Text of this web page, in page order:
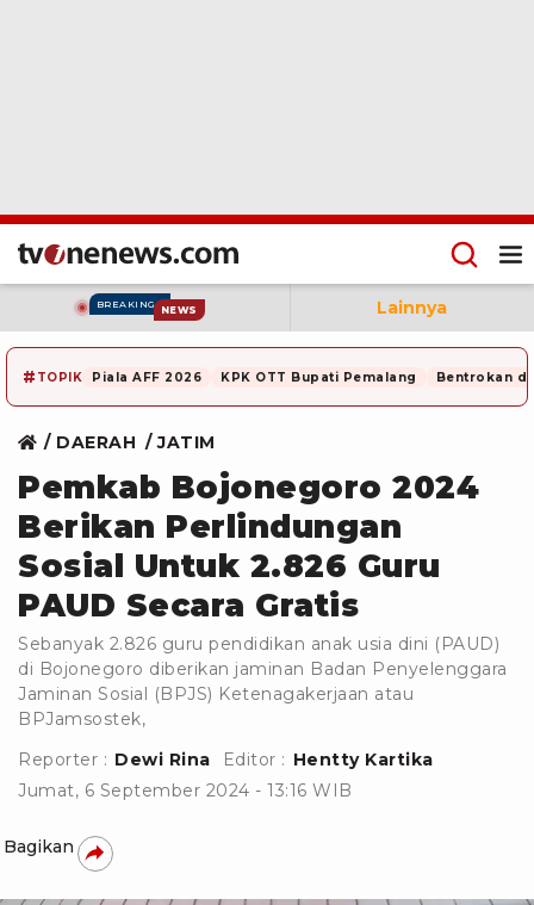
BREAKING NEWS Lainnya
# TOPIK Piala AFF 2026 KPK OTT Bupati Pemalang Bentrokan di
DAERAH JATIM
Pemkab Bojonegoro 2024
Berikan Perlindungan
Sosial Untuk 2.826 Guru
PAUD Secara Gratis
Sebanyak 2.826 guru pendidikan anak usia dini (PAUD)
di Bojonegoro diberikan jaminan Badan Penyelenggara
Jaminan Sosial (BPJS) Ketenagakerjaan atau
BPJamsostek,
Reporter : Dewi Rina Editor : Hentty Kartika
Jumat, 6 September 2024 - 13:16 WIB
Bagikan